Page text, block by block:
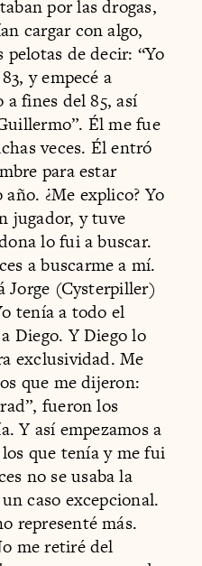
por las drogas,
cargar con algo,
de decir: “Yo
y empecé a
fines del 85, así
Él me fue
veces. Él entró
para estar
¿Me explico? Yo
jugador, y tuve
lo fui a buscar.
a buscarme a mí.
Jorge (Cysterpiller)
tenía a todo el
Diego. Y Diego lo
exclusividad. Me
que me dijeron:
fueron los
Y así empezamos a
que tenía y me fui
no se usaba la
caso excepcional.
representé más.
me retiré del